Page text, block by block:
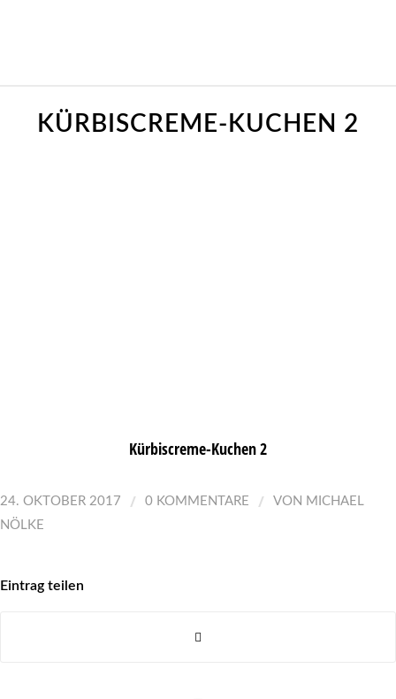
KÜRBISCREME-KUCHEN 2
Kürbiscreme-Kuchen 2
24. OKTOBER 2017 / 0 KOMMENTARE / VON MICHAEL
NÖLKE
Eintrag teilen